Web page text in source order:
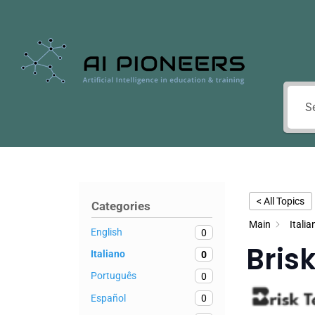
Categories
English
0
Italiano
0
Português
0
Español
0
< All Topics
Main